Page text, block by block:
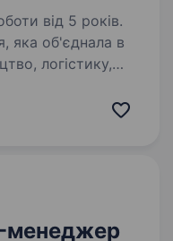
від 5 років.
яка об'єднала в
логістику,
Полтаві
менеджер